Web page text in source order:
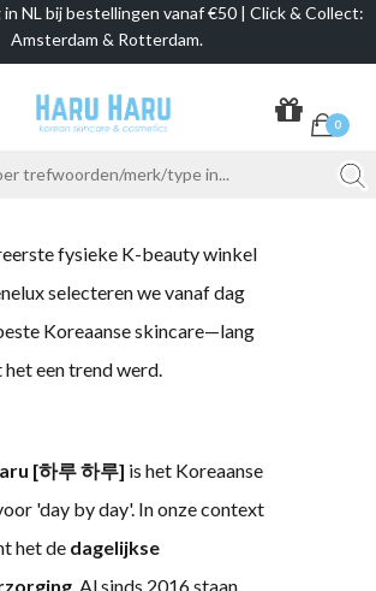
NL bij bestellingen vanaf €50 | Click & Collect:
Amsterdam & Rotterdam.
0
fysieke K-beauty winkel
selecteren we vanaf dag
Koreaanse skincare—lang
een trend werd.
[하루 하루] is het Koreaanse
'day by day'. In onze context
het de dagelijkse
. Al sinds 2016 staan